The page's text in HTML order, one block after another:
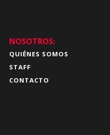
NOSOTROS:
QUIÉNES SOMOS
STAFF
CONTACTO